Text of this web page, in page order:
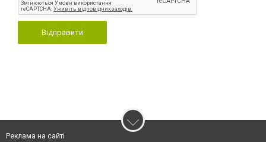
Відправити
Реклама на сайті